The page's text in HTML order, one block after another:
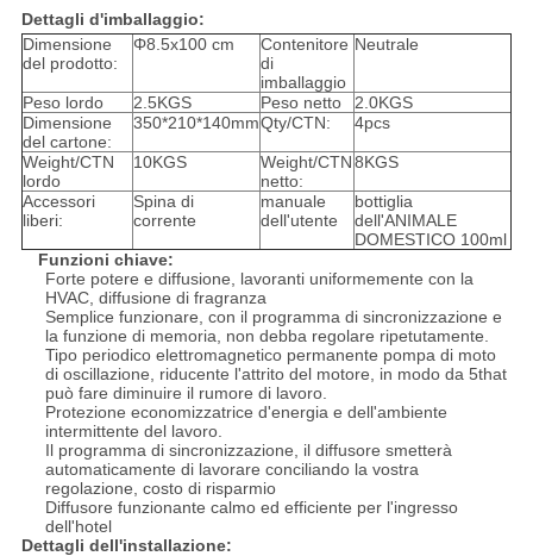
Dettagli d'imballaggio:
Dimensione
del prodotto:
Φ8.5x100 cm
Contenitore
di
imballaggio
Neutrale
Peso lordo 2.5KGS Peso netto
2.0KGS
Dimensione
del cartone:
350*210*140mmQty/CTN: 4pcs
Weight/CTN
lordo
10KGS
Weight/CTN
netto:
8KGS
Accessori
liberi:
Spina di
corrente
manuale
dell'utente
bottiglia
dell'ANIMALE
DOMESTICO 100ml
Funzioni chiave:
Forte potere e diffusione, lavoranti uniformemente con la
HVAC, diffusione di fragranza
Semplice funzionare, con il programma di sincronizzazione e
la funzione di memoria, non debba regolare ripetutamente.
Tipo periodico elettromagnetico permanente pompa di moto
di oscillazione, riducente l'attrito del motore, in modo da 5that
può fare diminuire il rumore di lavoro.
Protezione economizzatrice d'energia e dell'ambiente
intermittente del lavoro.
Il programma di sincronizzazione, il diffusore smetterà
automaticamente di lavorare conciliando la vostra
regolazione, costo di risparmio
Diffusore funzionante calmo ed efficiente per l'ingresso
dell'hotel
Dettagli dell'installazione: